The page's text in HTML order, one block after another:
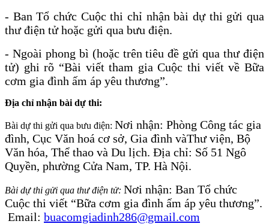
- Ban Tổ chức Cuộc thi chỉ nhận bài dự thi gửi qua
thư điện tử hoặc gửi qua bưu điện.
- Ngoài phong bì (hoặc trên tiêu đề gửi qua thư điện
tử) ghi rõ “Bài viết tham gia Cuộc thi viết về Bữa
cơm gia đình ấm áp yêu thương”.
Địa chỉ nhận bài dự thi:
Bài dự thi gửi qua bưu điện: Nơi nhận: Phòng Công tác gia
đình, Cục Văn hoá cơ sở, Gia đình vàThư viện, Bộ
Văn hóa, Thể thao và Du lịch. Địa chỉ: Số 51 Ngô
Quyền, phường Cửa Nam, TP. Hà Nội.
Bài dự thi gửi qua thư điện tử: Nơi nhận: Ban Tổ chức
Cuộc thi viết “Bữa cơm gia đình ấm áp yêu thương”.
Email: buacomgiadinh286@gmail.com